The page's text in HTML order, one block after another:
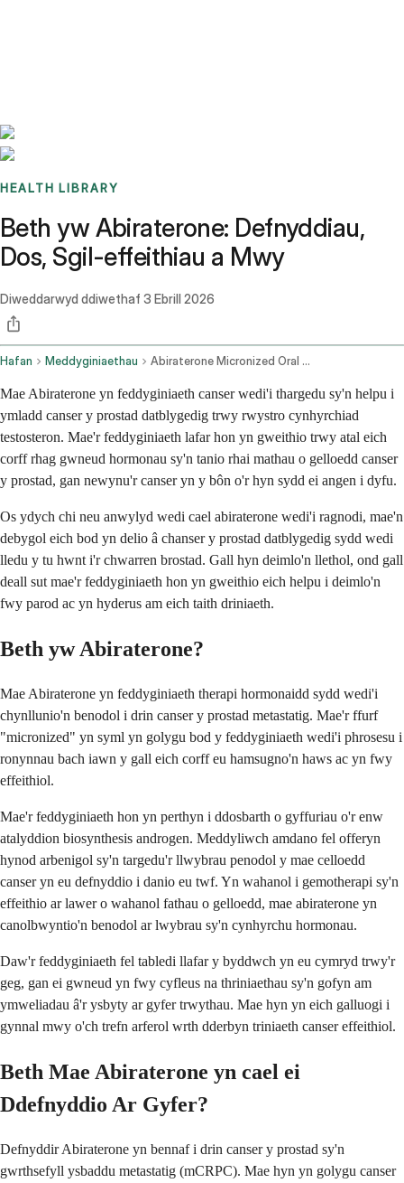
HEALTH LIBRARY
Beth yw Abiraterone: Defnyddiau,
Dos, Sgil-effeithiau a Mwy
Diweddarwyd ddiwethaf 3 Ebrill 2026
Hafan Meddyginiaethau Abiraterone Micronized Oral Route
Mae Abiraterone yn feddyginiaeth canser wedi'i thargedu sy'n helpu i
ymladd canser y prostad datblygedig trwy rwystro cynhyrchiad
testosteron. Mae'r feddyginiaeth lafar hon yn gweithio trwy atal eich
corff rhag gwneud hormonau sy'n tanio rhai mathau o gelloedd canser
y prostad, gan newynu'r canser yn y bôn o'r hyn sydd ei angen i dyfu.
Os ydych chi neu anwylyd wedi cael abiraterone wedi'i ragnodi, mae'n
debygol eich bod yn delio â chanser y prostad datblygedig sydd wedi
lledu y tu hwnt i'r chwarren brostad. Gall hyn deimlo'n llethol, ond gall
deall sut mae'r feddyginiaeth hon yn gweithio eich helpu i deimlo'n
fwy parod ac yn hyderus am eich taith driniaeth.
Beth yw Abiraterone?
Mae Abiraterone yn feddyginiaeth therapi hormonaidd sydd wedi'i
chynllunio'n benodol i drin canser y prostad metastatig. Mae'r ffurf
"micronized" yn syml yn golygu bod y feddyginiaeth wedi'i phrosesu i
ronynnau bach iawn y gall eich corff eu hamsugno'n haws ac yn fwy
effeithiol.
Mae'r feddyginiaeth hon yn perthyn i ddosbarth o gyffuriau o'r enw
atalyddion biosynthesis androgen. Meddyliwch amdano fel offeryn
hynod arbenigol sy'n targedu'r llwybrau penodol y mae celloedd
canser yn eu defnyddio i danio eu twf. Yn wahanol i gemotherapi sy'n
effeithio ar lawer o wahanol fathau o gelloedd, mae abiraterone yn
canolbwyntio'n benodol ar lwybrau sy'n cynhyrchu hormonau.
Daw'r feddyginiaeth fel tabledi llafar y byddwch yn eu cymryd trwy'r
geg, gan ei gwneud yn fwy cyfleus na thriniaethau sy'n gofyn am
ymweliadau â'r ysbyty ar gyfer trwythau. Mae hyn yn eich galluogi i
gynnal mwy o'ch trefn arferol wrth dderbyn triniaeth canser effeithiol.
Beth Mae Abiraterone yn cael ei
Ddefnyddio Ar Gyfer?
Defnyddir Abiraterone yn bennaf i drin canser y prostad sy'n
gwrthsefyll ysbaddu metastatig (mCRPC). Mae hyn yn golygu canser